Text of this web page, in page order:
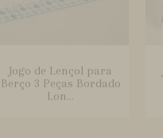
Jogo de Lençol para
Berço 3 Peças Bordado
Lon...